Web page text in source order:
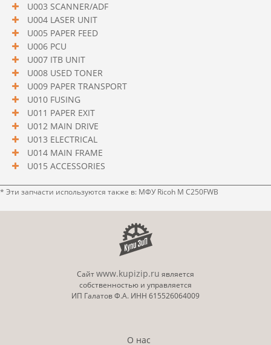
U003 SCANNER/ADF
U004 LASER UNIT
U005 PAPER FEED
U006 PCU
U007 ITB UNIT
U008 USED TONER
U009 PAPER TRANSPORT
U010 FUSING
U011 PAPER EXIT
U012 MAIN DRIVE
U013 ELECTRICAL
U014 MAIN FRAME
U015 ACCESSORIES
* Эти запчасти используются также в: МФУ Ricoh M C250FWB
Сайтwww.kupizip.ru является
собственностью и управляется
ИП Галатов Ф.А. ИНН 615526064009
О нас